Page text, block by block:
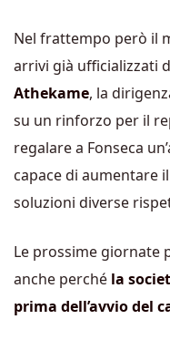
Nel frattempo però il
arrivi già ufficializzati
Athekame, la
su un rinforzo per il
regalare a Fonseca
capace di aumentare
soluzioni diverse
Le prossime giornate
anche perché la
prima dell’avvio del